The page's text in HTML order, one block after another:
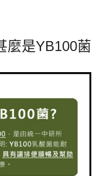
麼是YB100菌